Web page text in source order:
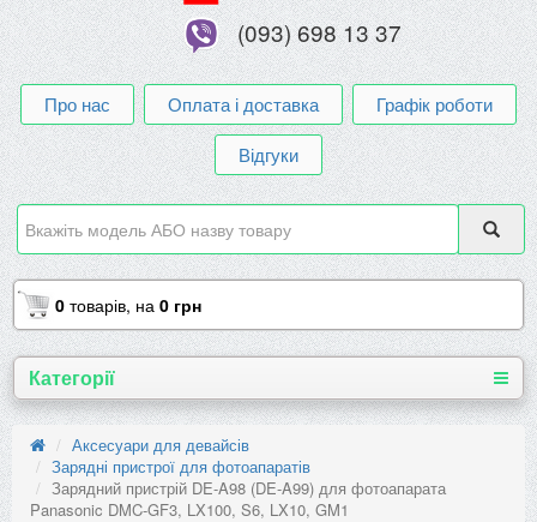
(093) 698 13 37
Про нас Оплата і доставка
Графік роботи
Відгуки
0 товарів, на 0 грн
Категорії
Аксесуари для девайсів
Зарядні пристрої для фотоапаратів
Зарядний пристрій DE-A98 (DE-A99) для фотоапарата
Panasonic DMC-GF3, LX100, S6, LX10, GM1